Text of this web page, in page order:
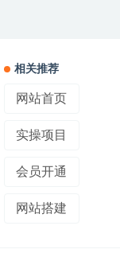
相关推荐
网站首页
实操项目
会员开通
网站搭建